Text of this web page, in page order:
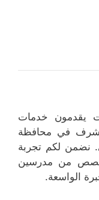
يقدمون خدمات
مشرف في محافظة
نضمن لكم تجربة
من مدرسين
الواسعة.